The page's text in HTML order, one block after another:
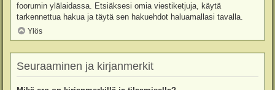
foorumin ylälaidassa. Etsiäksesi omia viestiketjuja, käytä
tarkennettua hakua ja täytä sen hakuehdot haluamallasi tavalla.
Ylös
Seuraaminen ja kirjanmerkit